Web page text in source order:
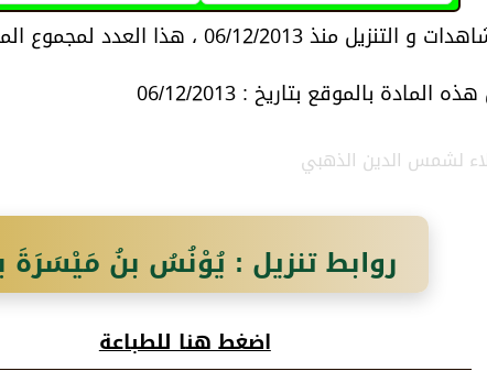
2013 ، هذا العدد لمجموع المواد المتعلقة بموضوع المادة
بالموقع بتاريخ : 06/12/2013
لشمس الدين الذهبي
روابط تنزيل : يُوْنُسُ بنُ مَيْسَرَةَ
(د، ت، ق)
اضغط هنا للطباعة